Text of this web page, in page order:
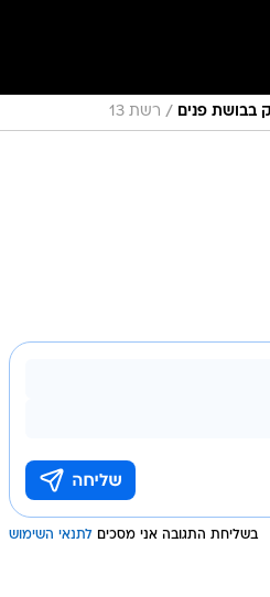
/ רשת 13
בשליחת התגובה אני מסכים לתנאי השימוש